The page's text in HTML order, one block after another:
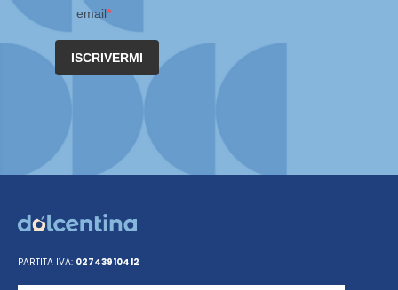
email
ISCRIVERMI
PARTITA IVA: 02743910412